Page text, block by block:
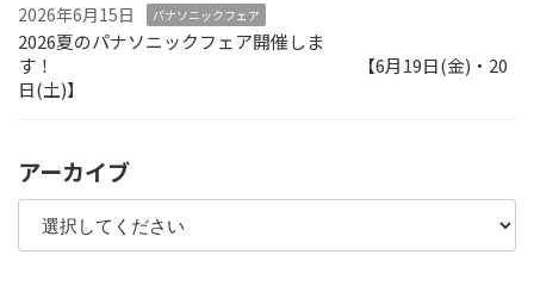
2026年6月15日 パナソニックフェア
2026夏のパナソニックフェア開催しま
す！ 【6月19日(金)・20
日(土)】
アーカイブ